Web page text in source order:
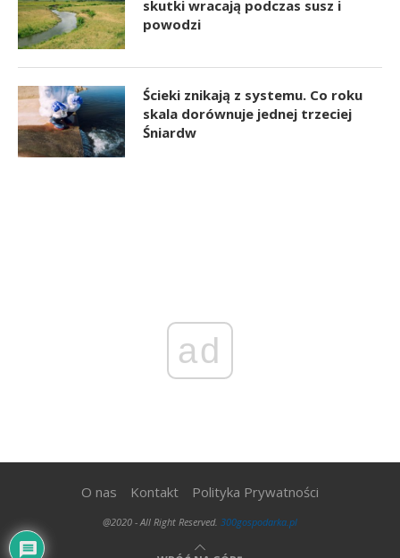
skutki wracają podczas susz i
powodzi
Ścieki znikają z systemu. Co roku
skala dorównuje jednej trzeciej
Śniardw
ad
O nas Kontakt Polityka Prywatności
@2020 - All Right Reserved. 300gospodarka.pl